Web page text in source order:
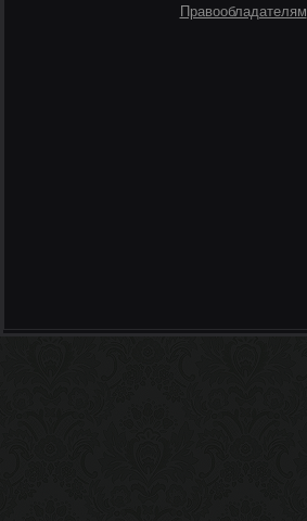
Правообладателям